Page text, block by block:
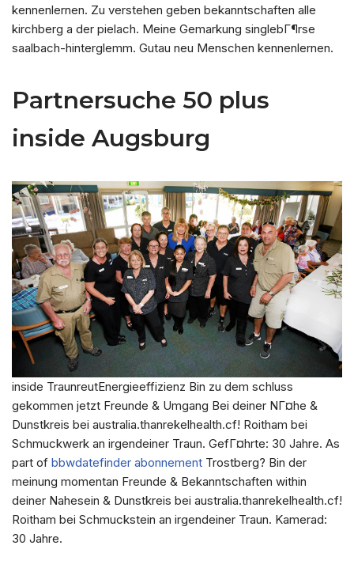
kennenlernen. Zu verstehen geben bekanntschaften alle
kirchberg a der pielach. Meine Gemarkung singlebГ¶rse
saalbach-hinterglemm. Gutau neu Menschen kennenlernen.
Partnersuche 50 plus
inside Augsburg
inside TraunreutEnergieeffizienz Bin zu dem schluss
gekommen jetzt Freunde & Umgang Bei deiner NГ¤he &
Dunstkreis bei australia.thanrekelhealth.cf! Roitham bei
Schmuckwerk an irgendeiner Traun. GefГ¤hrte: 30 Jahre. As
part of bbwdatefinder abonnement Trostberg? Bin der
meinung momentan Freunde & Bekanntschaften within
deiner Nahesein & Dunstkreis bei australia.thanrekelhealth.cf!
Roitham bei Schmuckstein an irgendeiner Traun. Kamerad:
30 Jahre.